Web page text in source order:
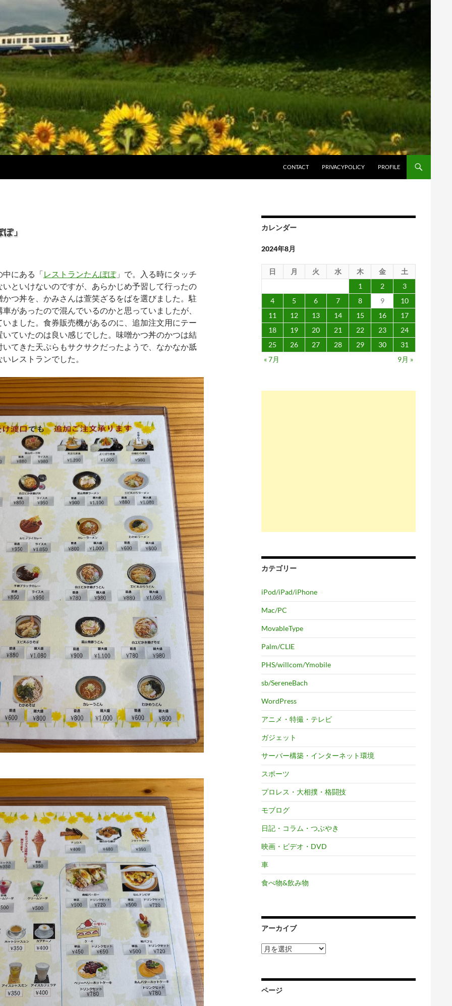
CONTACT
PRIVACYPOLICY PROFILE
」
中にある「レストランたんぽぽ」で。入る時にタッチ
といけないのですが、あらかじめ予習して行ったの
つ丼を、かみさんは萱笑ざるをばを選びました。駐
があったので混んでいるのかと思っていましたが、
ました。食券販売機があるのに、追加注文用にテー
ていたのは良い感じでした。味噌かつ丼のかつは結
てきた天ぷらもサクサクだったようで、なかなか舐
レストランでした。
カレンダー
2024年8月
日 月 火 水 木 金
土
1
2
3
4
5 6 7 8 9
10
11
12 13 14 15 16
17
18
19 20 21 22 23
24
25
26 27 28 29 30
31
« 7月
9月 »
カテゴリー
iPod/iPad/iPhone
Mac/PC
MovableType
Palm/CLIE
PHS/willcom/Ymobile
sb/SereneBach
WordPress
アニメ・特撮・テレビ
ガジェット
サーバー構築・インターネット環境
スポーツ
プロレス・大相撲・格闘技
モブログ
日記・コラム・つぶやき
映画・ビデオ・DVD
車
食べ物&飲み物
アーカイブ
ア
ー
ブ
ページ